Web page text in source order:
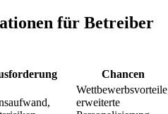
für Betreiber
Chancen
erweiterte